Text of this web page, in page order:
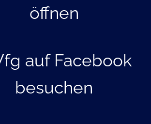
öffnen
auf Facebook
besuchen